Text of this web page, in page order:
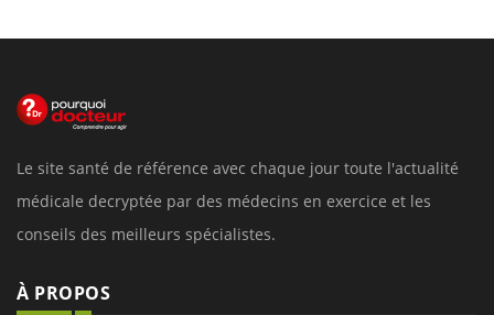
Le site santé de référence avec chaque jour toute l'actualité
médicale decryptée par des médecins en exercice et les
conseils des meilleurs spécialistes.
À PROPOS